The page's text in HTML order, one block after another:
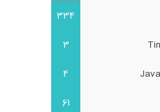
334
3
4
61